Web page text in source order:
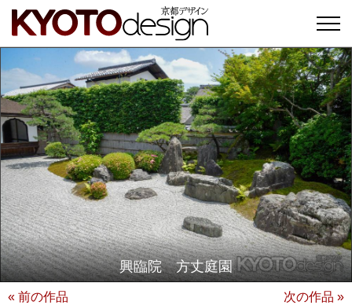
興臨院 方丈庭園
« 前の作品 次の作品 »